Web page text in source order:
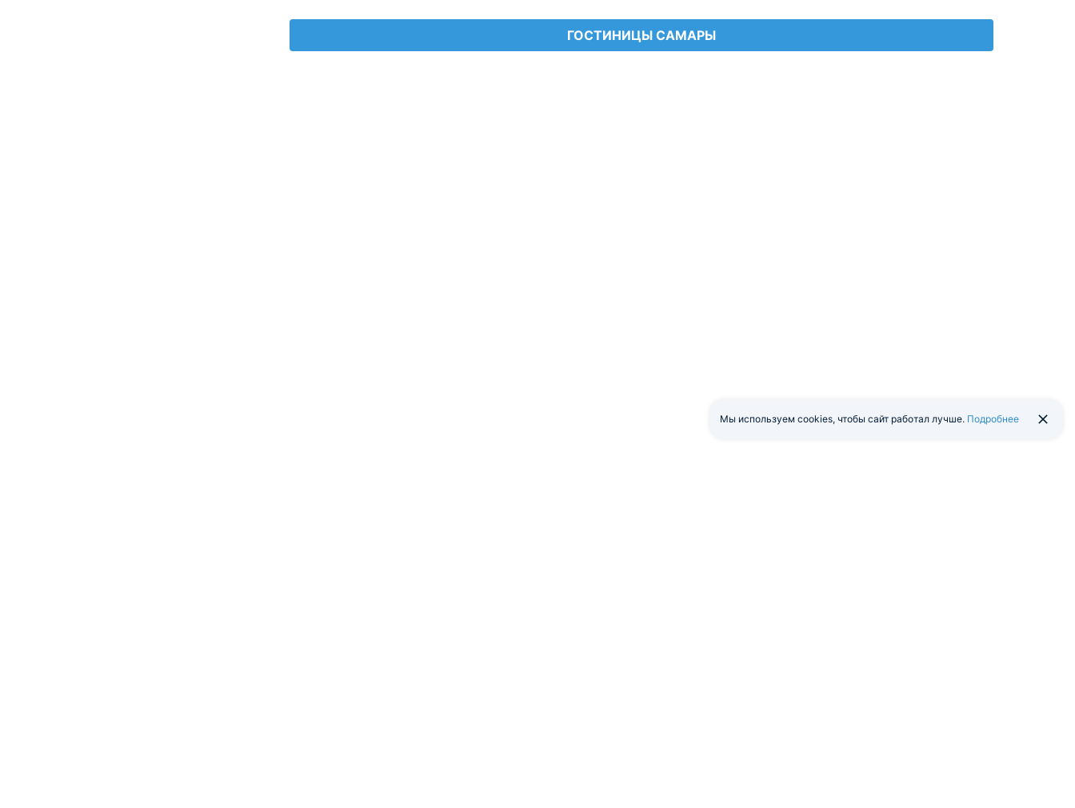
ГОСТИНИЦЫ САМАРЫ
Мы используем cookies, чтобы сайт работал лучше. Подробнее